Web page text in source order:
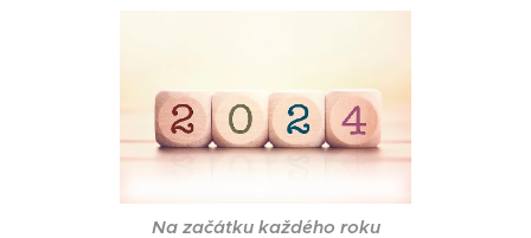
Na začátku každého roku